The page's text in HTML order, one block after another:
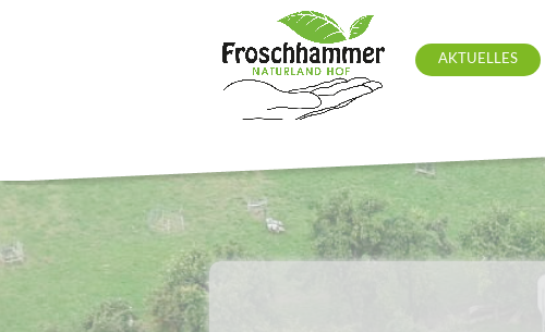
AKTUELLES